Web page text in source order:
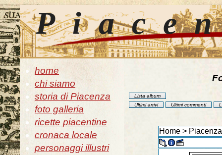
home
chi siamo
storia di Piacenza
foto galleria
ricette piacentine
cronaca locale
personaggi illustri
Lista album
Ultimi arrivi
Ultimi commenti
Home >